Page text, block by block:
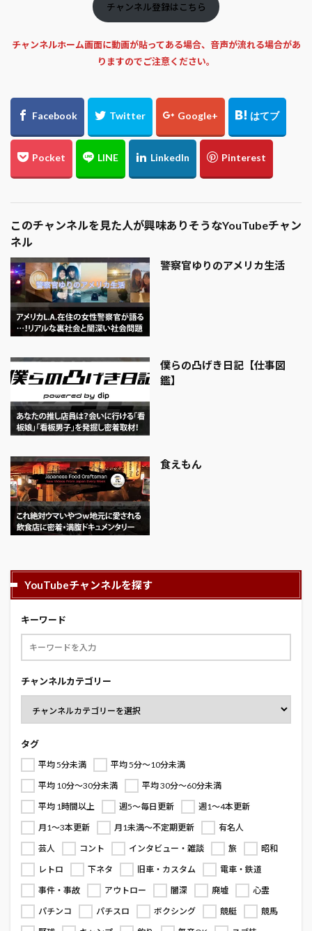
チャンネル登録はこちら
チャンネルホーム画面に動画が貼ってある場合、音声が流れる場合があ
りますのでご注意ください。
このチャンネルを見た人が興味ありそうなYouTubeチャン
ネル
警察官ゆりのアメリカ生活
僕らの凸げき日記【仕事図
鑑】
食えもん
YouTubeチャンネルを探す
キーワード
チャンネルカテゴリー
タグ
平均 5分未満
平均 5分～10分未満
平均 10分～30分未満
平均 30分～60分未満
平均 1時間以上
週5～毎日更新
週1～4本更新
月1～3本更新
月1未満～不定期更新
有名人
芸人
コント インタビュー・雑談 旅
昭和
レトロ
下ネタ 旧車・カスタム
電車・鉄道
事件・事故
アウトロー 闇深 廃墟
心霊
パチンコ
パチスロ ボクシング 競艇
競馬